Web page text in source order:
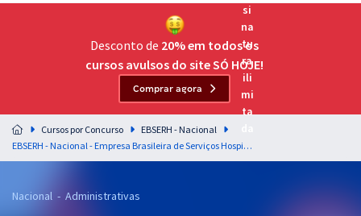
Assinatura OAB Até Passar
Acesso ilimitado a toda preparação para o Exame da
Residências Multiprofissionais
Preparação completa e intensiva para as principais
residências em saúde do Brasil
Desconto de 20% em todos os
cursos avulsos do site SÓ HOJE!
Comprar agora
Cursos por Concurso
EBSERH - Nacional
EBSERH - Nacional - Empresa Brasileira de Serviços Hospitalares - Redação Discursiva (Área Administrativa - Edital nº 4) - Professora: Vânia Araújo
Nacional - Administrativas